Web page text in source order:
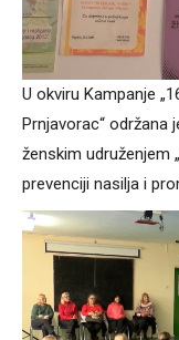
U okviru Kampanje
Prnjavorac“ održana
ženskim udruženjem
prevenciji nasilja i